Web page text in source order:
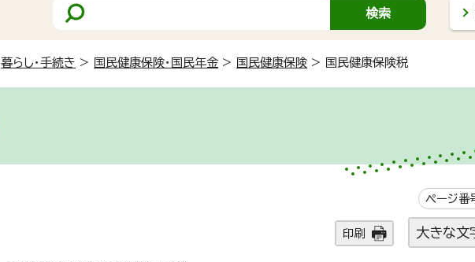
暮らし・手続き > 国民健康保険・国民年金 > 国民健康保険 > 国民健康保険税
ページ
印刷 大きな文